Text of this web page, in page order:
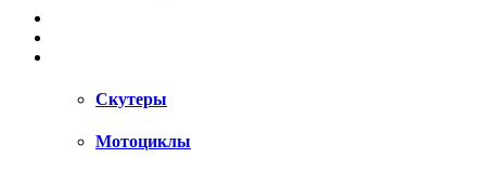
Скутеры
Мотоциклы